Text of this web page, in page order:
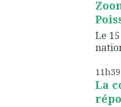
Le
11h39
La